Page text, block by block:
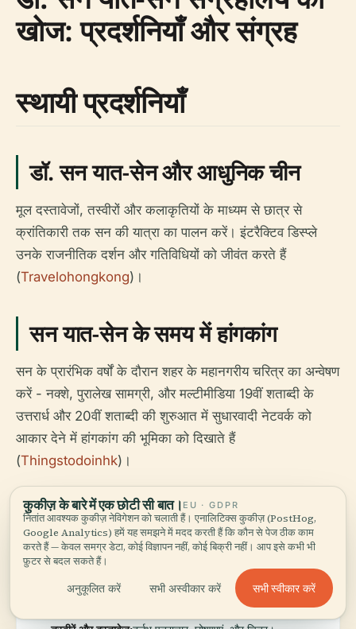
खोज: प्रदर्शनियाँ और संग्रह
स्थायी प्रदर्शनियाँ
डॉ. सन यात-सेन और आधुनिक चीन
मूल दस्तावेजों, तस्वीरों और कलाकृतियों के माध्यम से छात्र से
क्रांतिकारी तक सन की यात्रा का पालन करें। इंटरैक्टिव डिस्प्ले
उनके राजनीतिक दर्शन और गतिविधियों को जीवंत करते हैं
(Travelohongkong)।
सन यात-सेन के समय में हांगकांग
सन के प्रारंभिक वर्षों के दौरान शहर के महानगरीय चरित्र का अन्वेषण
करें - नक्शे, पुरालेख सामग्री, और मल्टीमीडिया 19वीं शताब्दी के
उत्तरार्ध और 20वीं शताब्दी की शुरुआत में सुधारवादी नेटवर्क को
आकार देने में हांगकांग की भूमिका को दिखाते हैं
(Thingstodoinhk)।
संग्रह और उल्लेखनीय
कलाकृतियाँ
कुकीज़ के बारे में एक छोटी सी बात। EU · GDPR
नितांत आवश्यक कुकीज़ नेविगेशन को चलाती हैं। एनालिटिक्स कुकीज़ (PostHog,
Google Analytics) हमें यह समझने में मदद करती हैं कि कौन से पेज ठीक काम
करते हैं — केवल समग्र डेटा, कोई विज्ञापन नहीं, कोई बिक्री नहीं। आप इसे कभी भी
फ़ुटर से बदल सकते हैं।
अनुकूलित करें सभी अस्वीकार करें सभी स्वीकार करें